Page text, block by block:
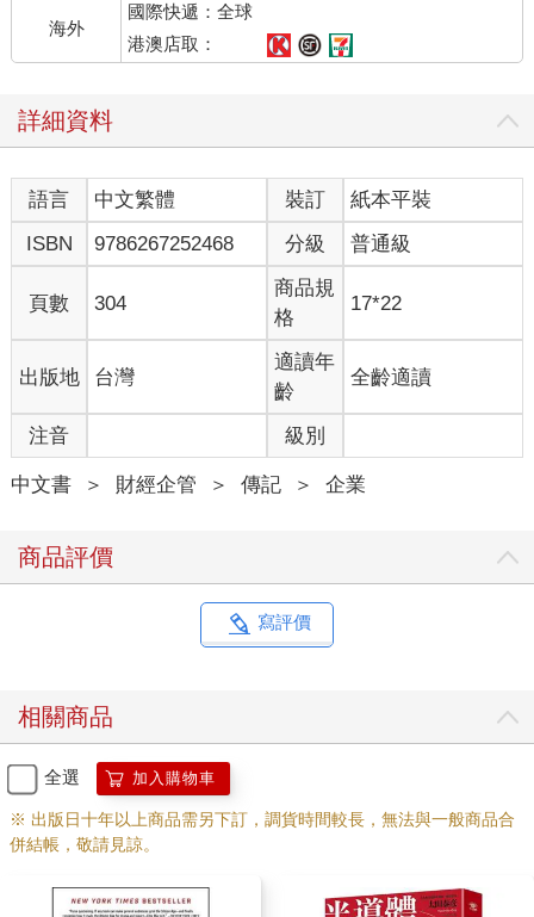
海外
國際快遞：全球
港澳店取：
詳細資料
語言 中文繁體 裝訂
紙本平裝
ISBN
9786267252468 分級 普通級
頁數 304
商品規
格
17*22
出版地 台灣
適讀年
齡
全齡適讀
注音 級別
中文書 ＞ 財經企管 ＞ 傳記 ＞ 企業
商品評價
寫評價
相關商品
全選 加入購物車
※ 出版日十年以上商品需另下訂，調貨時間較長，無法與一般商品合
併結帳，敬請見諒。